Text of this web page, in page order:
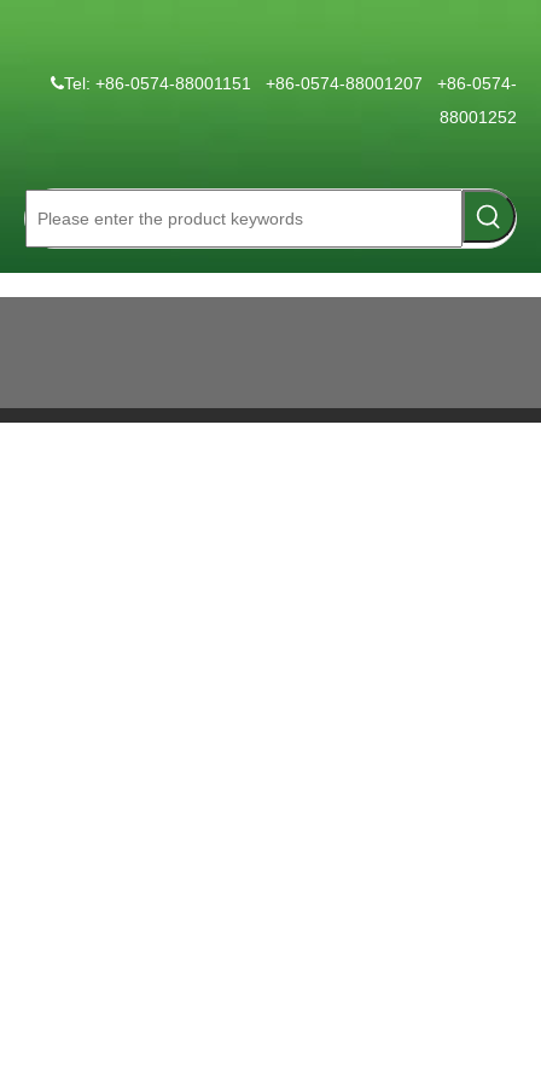
Tel: +86-0574-88001151 +86-0574-88001207 +86-0574-
88001252